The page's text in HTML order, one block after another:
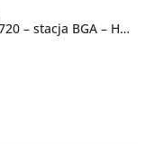
Quick 7720 – stacja BGA – Hot Air + IR ceramic preheater